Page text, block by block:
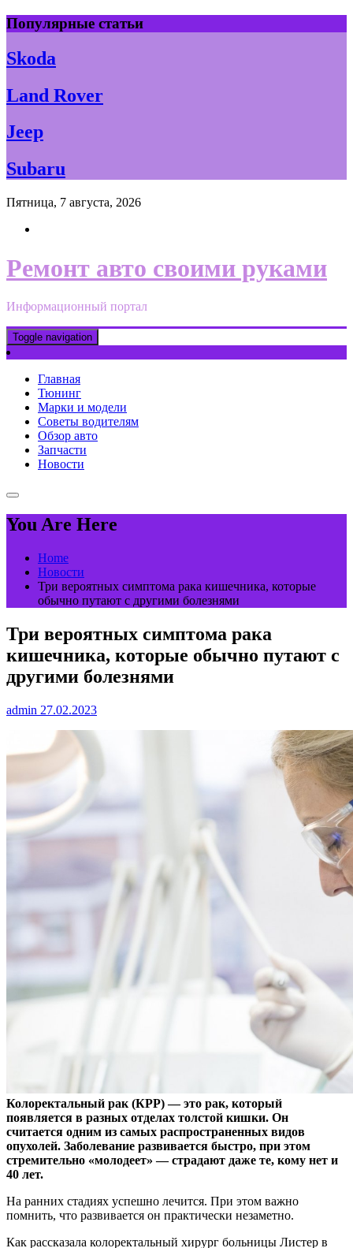
Skip
to
content
Популярные статьи
Skoda
Land Rover
Jeep
Subaru
Пятница, 7 августа, 2026
Ремонт авто своими руками
Информационный портал
Toggle navigation
Главная
Тюнинг
Марки и модели
Советы водителям
Обзор авто
Запчасти
Новости
You Are Here
Home
Новости
Три вероятных симптома рака кишечника, которые
обычно путают с другими болезнями
Три вероятных симптома рака
кишечника, которые обычно путают с
другими болезнями
admin 27.02.2023
Колоректальный рак (КРР) — это рак, который
появляется в разных отделах толстой кишки. Он
считается одним из самых распространенных видов
опухолей. Заболевание развивается быстро, при этом
стремительно «молодеет» — страдают даже те, кому нет и
40 лет.
На ранних стадиях успешно лечится. При этом важно
помнить, что развивается он практически незаметно.
Как рассказала колоректальный хирург больницы Листер в